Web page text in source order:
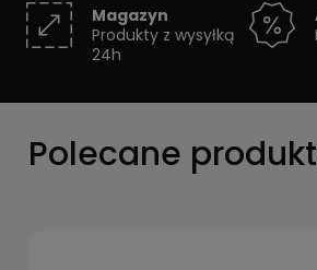
Skorzystaj z
Magazyn
Produkty z wysyłką
24h
Polecane